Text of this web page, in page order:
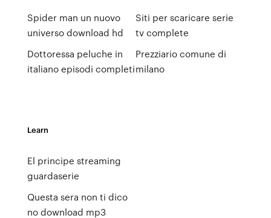
Spider man un nuovo
universo download hd
Dottoressa peluche in
italiano episodi completi
Siti per scaricare serie
tv complete
Prezziario comune di
milano
Learn
El principe streaming
guardaserie
Questa sera non ti dico
no download mp3